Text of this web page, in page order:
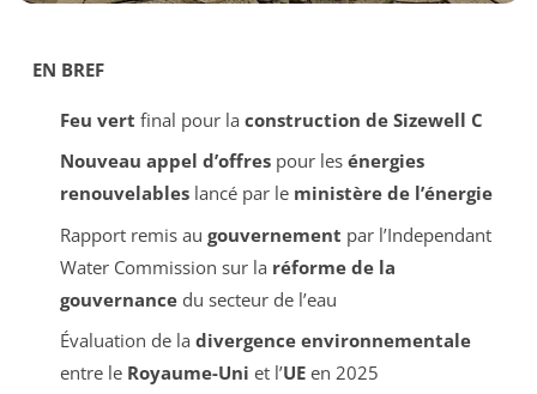
EN BREF
Feu vert final pour la construction de Sizewell C
Nouveau appel d’offrespour les énergies
renouvelableslancé par le ministère de l’énergie
Rapport remis au gouvernement par l’Independant
Water Commission sur la réforme de la
gouvernancedu secteur de l’eau
Évaluation de la divergence environnementale
entre le Royaume-Uni et l’UEen 2025